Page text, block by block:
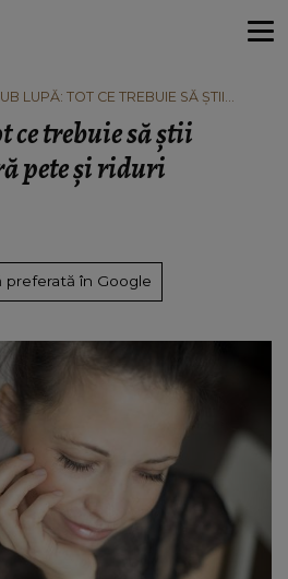
LUPĂ: TOT CE TREBUIE SĂ ȘTII
ce trebuie să știi
pete și riduri
preferată în Google